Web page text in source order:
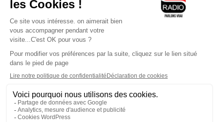
olympique-et-lyonnais.com
L'application Iphone / Android
Téléchargez l'application
Les cookies
Gestion des cookies
Crédit photos : ©Sud Radio / Pierre Olivier